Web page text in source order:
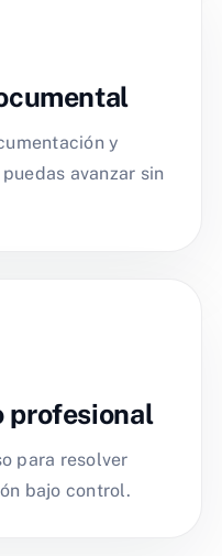
y
avanzar sin
profesional
para resolver
bajo control.